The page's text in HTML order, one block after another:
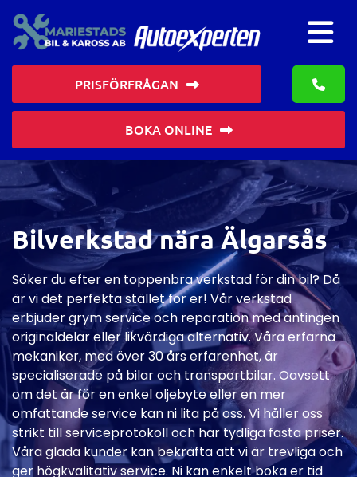
PRISFÖRFRÅGAN
BOKA ONLINE
Bilverkstad nära Älgarsås
Söker du efter en toppenbra verkstad för din bil? Då
är vi det perfekta stället för er! Vår verkstad
erbjuder grym service och reparation med antingen
originaldelar eller likvärdiga alternativ. Våra erfarna
mekaniker, med över 30 års erfarenhet, är
specialiserade på bilar och transportbilar. Oavsett
om det är för en enkel oljebyte eller en mer
omfattande service kan ni lita på oss. Vi håller oss
strikt till serviceprotokoll och har tydliga fasta priser.
Våra glada kunder kan bekräfta att vi är trevliga och
ger högkvalitativ service. Ni kan enkelt boka er tid